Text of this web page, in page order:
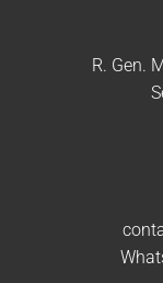
R. Gen.